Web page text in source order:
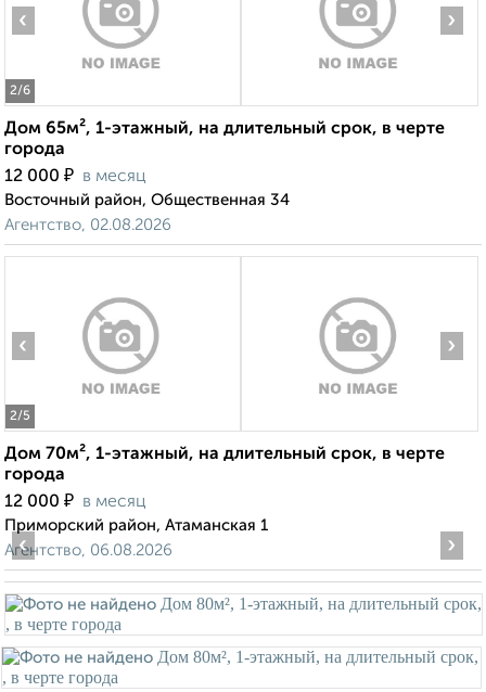
2/6
‹ ›
Дом 65м², 1-этажный, на длительный срок, в черте
города
12 000 ₽ в месяц
Восточный район, Общественная 34
Агентство, 02.08.2026
2/5
‹ ›
Дом 70м², 1-этажный, на длительный срок, в черте
города
12 000 ₽ в месяц
Приморский район, Атаманская 1
Агентство, 06.08.2026
‹ ›